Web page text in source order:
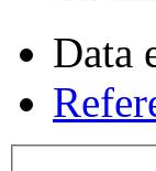
Data